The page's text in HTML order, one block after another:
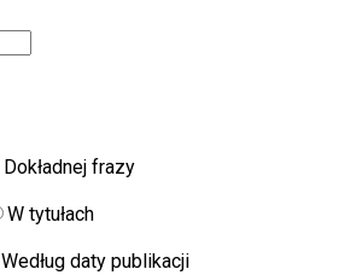
Dokładnej frazy
W tytułach
Według daty publikacji